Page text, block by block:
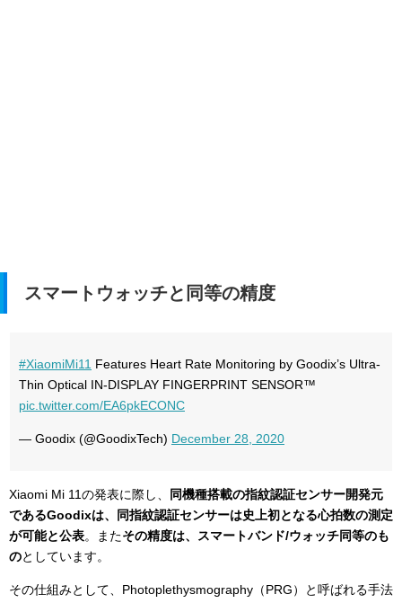
スマートウォッチと同等の精度
#XiaomiMi11 Features Heart Rate Monitoring by Goodix’s Ultra-
Thin Optical IN-DISPLAY FINGERPRINT SENSOR™
pic.twitter.com/EA6pkECONC
— Goodix (@GoodixTech) December 28, 2020
Xiaomi Mi 11の発表に際し、 同機種搭載の指紋認証センサー開発元
であるGoodixは、同指紋認証センサーは史上初となる心拍数の測定
が可能と公表。またその精度は、スマートバンド/ウォッチ同等のも
のとしています。
その仕組みとして、Photoplethysmography（PRG）と呼ばれる手法